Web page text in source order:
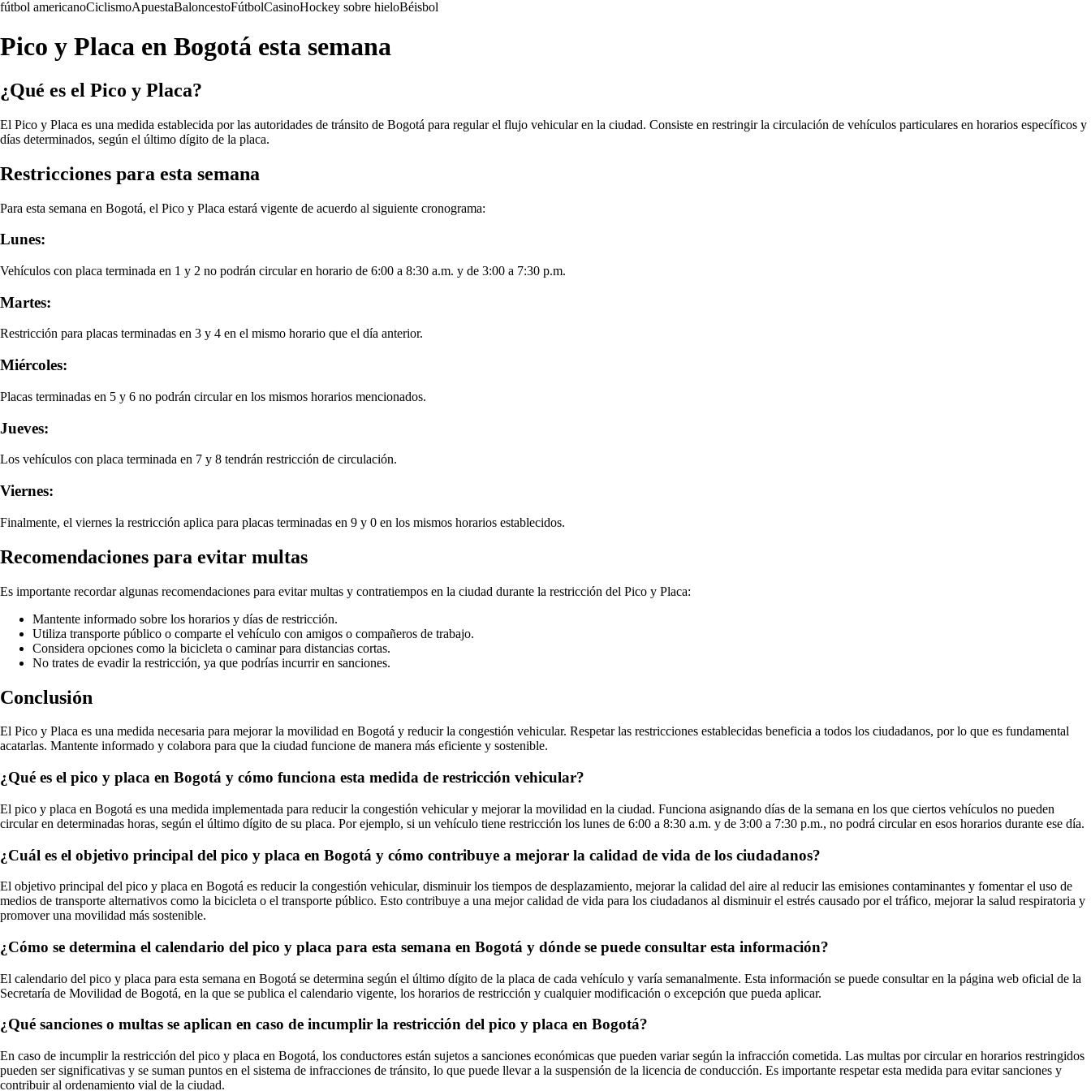
fútbol americanoCiclismoApuestaBaloncestoFútbolCasinoHockey sobre hieloBéisbol
Pico y Placa en Bogotá esta semana
¿Qué es el Pico y Placa?
El Pico y Placa es una medida establecida por las autoridades de tránsito de Bogotá para regular el flujo vehicular en la ciudad. Consiste en restringir la circulación de vehículos particulares en horarios específicos y
días determinados, según el último dígito de la placa.
Restricciones para esta semana
Para esta semana en Bogotá, el Pico y Placa estará vigente de acuerdo al siguiente cronograma:
Lunes:
Vehículos con placa terminada en 1 y 2 no podrán circular en horario de 6:00 a 8:30 a.m. y de 3:00 a 7:30 p.m.
Martes:
Restricción para placas terminadas en 3 y 4 en el mismo horario que el día anterior.
Miércoles:
Placas terminadas en 5 y 6 no podrán circular en los mismos horarios mencionados.
Jueves:
Los vehículos con placa terminada en 7 y 8 tendrán restricción de circulación.
Viernes:
Finalmente, el viernes la restricción aplica para placas terminadas en 9 y 0 en los mismos horarios establecidos.
Recomendaciones para evitar multas
Es importante recordar algunas recomendaciones para evitar multas y contratiempos en la ciudad durante la restricción del Pico y Placa:
Mantente informado sobre los horarios y días de restricción.
Utiliza transporte público o comparte el vehículo con amigos o compañeros de trabajo.
Considera opciones como la bicicleta o caminar para distancias cortas.
No trates de evadir la restricción, ya que podrías incurrir en sanciones.
Conclusión
El Pico y Placa es una medida necesaria para mejorar la movilidad en Bogotá y reducir la congestión vehicular. Respetar las restricciones establecidas beneficia a todos los ciudadanos, por lo que es fundamental
acatarlas. Mantente informado y colabora para que la ciudad funcione de manera más eficiente y sostenible.
¿Qué es el pico y placa en Bogotá y cómo funciona esta medida de restricción vehicular?
El pico y placa en Bogotá es una medida implementada para reducir la congestión vehicular y mejorar la movilidad en la ciudad. Funciona asignando días de la semana en los que ciertos vehículos no pueden
circular en determinadas horas, según el último dígito de su placa. Por ejemplo, si un vehículo tiene restricción los lunes de 6:00 a 8:30 a.m. y de 3:00 a 7:30 p.m., no podrá circular en esos horarios durante ese día.
¿Cuál es el objetivo principal del pico y placa en Bogotá y cómo contribuye a mejorar la calidad de vida de los ciudadanos?
El objetivo principal del pico y placa en Bogotá es reducir la congestión vehicular, disminuir los tiempos de desplazamiento, mejorar la calidad del aire al reducir las emisiones contaminantes y fomentar el uso de
medios de transporte alternativos como la bicicleta o el transporte público. Esto contribuye a una mejor calidad de vida para los ciudadanos al disminuir el estrés causado por el tráfico, mejorar la salud respiratoria y
promover una movilidad más sostenible.
¿Cómo se determina el calendario del pico y placa para esta semana en Bogotá y dónde se puede consultar esta información?
El calendario del pico y placa para esta semana en Bogotá se determina según el último dígito de la placa de cada vehículo y varía semanalmente. Esta información se puede consultar en la página web oficial de la
Secretaría de Movilidad de Bogotá, en la que se publica el calendario vigente, los horarios de restricción y cualquier modificación o excepción que pueda aplicar.
¿Qué sanciones o multas se aplican en caso de incumplir la restricción del pico y placa en Bogotá?
En caso de incumplir la restricción del pico y placa en Bogotá, los conductores están sujetos a sanciones económicas que pueden variar según la infracción cometida. Las multas por circular en horarios restringidos
pueden ser significativas y se suman puntos en el sistema de infracciones de tránsito, lo que puede llevar a la suspensión de la licencia de conducción. Es importante respetar esta medida para evitar sanciones y
contribuir al ordenamiento vial de la ciudad.